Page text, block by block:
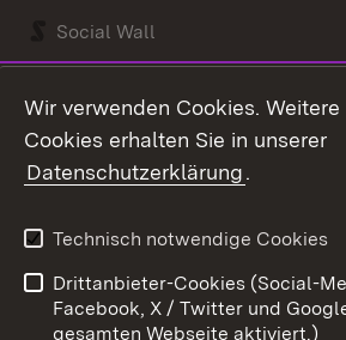
Social Wall
Kontakt
Impressum
Cookies
Wir verwenden Cookies.
Cookies erhalten Sie in unserer
Datenschutzerklärung.
Technisch notwendige Cookies
Drittanbieter-Cookies (Social-
Facebook, X / Twitter und
gesamten Webseite aktiviert.)